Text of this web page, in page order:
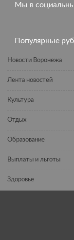
Мы в
Популярные
Новости Воронежа
Лента новостей
Культура
Отдых
Образование
Выплаты и льготы
Здоровье